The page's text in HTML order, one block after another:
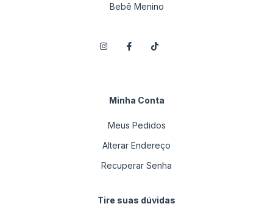
Bebê Menino
Minha Conta
Meus Pedidos
Alterar Endereço
Recuperar Senha
Tire suas dúvidas